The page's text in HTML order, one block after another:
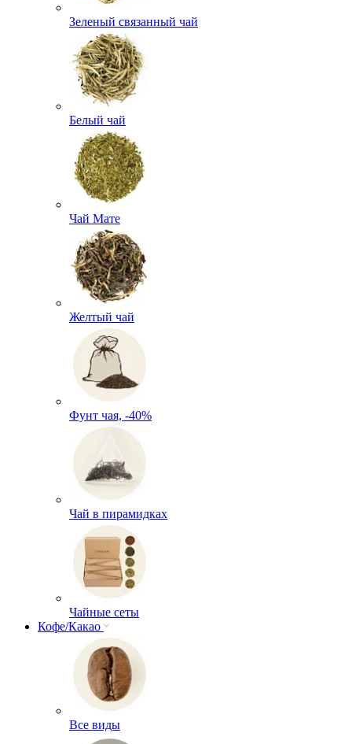
Зеленый связанный чай
Белый чай
Чай Мате
Желтый чай
Фунт чая, -40%
Чай в пирамидках
Чайные сеты
Кофе/Какао
Все виды